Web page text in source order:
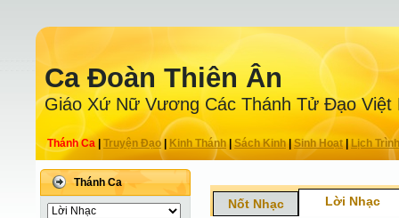
Ca Ðoàn Thiên Ân
Giáo Xứ Nữ Vương Các Thánh Tử Ðạo Việt
Thánh Ca Truyện Ðạo| Kinh Thánh Sách Kinh|Sinh Hoạt| Lịch Trình
Thánh Ca
Nốt Nhạc Lời Nhạc